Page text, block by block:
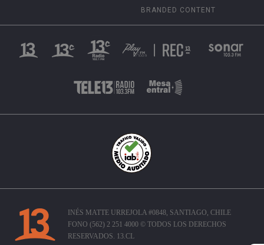
BRANDED CONTENT
INÉS MATTE URREJOLA #0848, SANTIAGO, CHILE
FONO (562) 2 251 4000 © TODOS LOS DERECHOS
RESERVADOS. 13.CL